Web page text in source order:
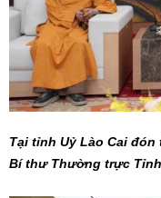
Tại tỉnh Uỷ Lào Cai
Bí thư Thường trực